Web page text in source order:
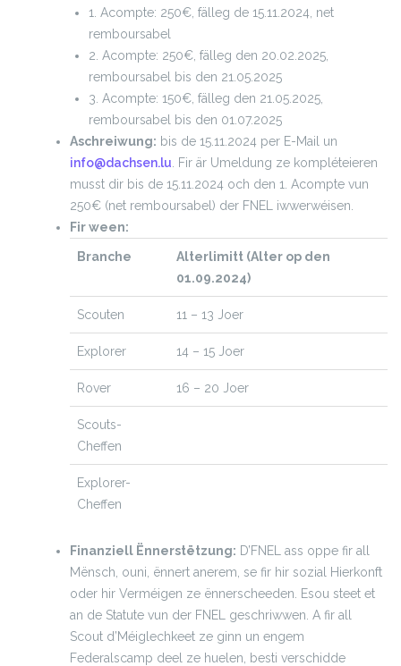
1. Acompte: 250€, fälleg de 15.11.2024, net
remboursabel
2. Acompte: 250€, fälleg den 20.02.2025,
remboursabel bis den 21.05.2025
3. Acompte: 150€, fälleg den 21.05.2025,
remboursabel bis den 01.07.2025
Aschreiwung: bis de 15.11.2024 per E-Mail un
info@dachsen.lu . Fir är Umeldung ze kompléteieren
musst dir bis de 15.11.2024 och den 1. Acompte vun
250€ (net remboursabel) der FNEL iwwerwéisen.
Fir ween:
Branche
Alterlimitt (Alter op den
01.09.2024)
Scouten 11 – 13 Joer
Explorer 14 – 15 Joer
Rover 16 – 20 Joer
Scouts-
Cheffen
Explorer-
Cheffen
Finanziell Ënnerstëtzung: D’FNEL ass oppe fir all
Mënsch, ouni, ënnert anerem, se fir hir sozial Hierkonft
oder hir Verméigen ze ënnerscheeden. Esou steet et
an de Statute vun der FNEL geschriwwen. A fir all
Scout d’Méiglechkeet ze ginn un engem
Federalscamp deel ze huelen, besti verschidde